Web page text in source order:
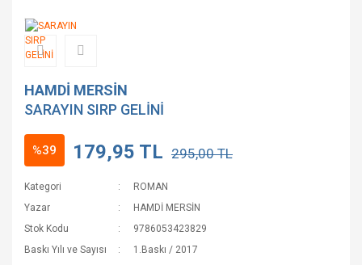
HAMDİ MERSİN
SARAYIN SIRP GELİNİ
%39 179,95 TL 295,00 TL
Kategori
ROMAN
Yazar
HAMDİ MERSİN
Stok Kodu
9786053423829
Baskı Yılı ve Sayısı
1.Baskı / 2017